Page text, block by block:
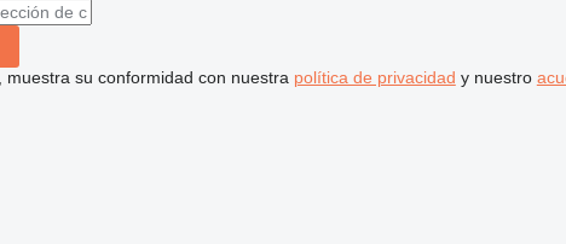
muestra su conformidad con nuestra política de privacidad y nuestro